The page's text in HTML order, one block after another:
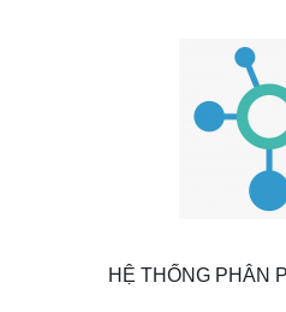
HỆ THỐNG PHÂN